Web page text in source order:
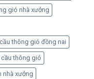
gió nhà xưởng
thông gió đồng nai
thông gió
nhà xưởng